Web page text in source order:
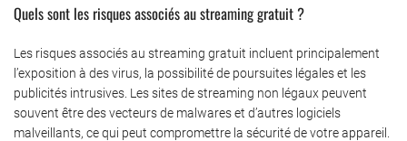
Quels sont les risques associés au streaming gratuit ?
Les risques associés au streaming gratuit incluent principalement
l’exposition à des virus, la possibilité de poursuites légales et les
publicités intrusives. Les sites de streaming non légaux peuvent
souvent être des vecteurs de malwares et d’autres logiciels
malveillants, ce qui peut compromettre la sécurité de votre appareil.